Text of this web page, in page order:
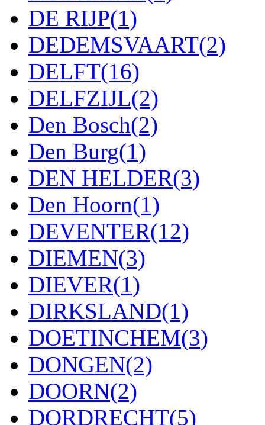
DE RIJP(1)
DEDEMSVAART(2)
DELFT(16)
DELFZIJL(2)
Den Bosch(2)
Den Burg(1)
DEN HELDER(3)
Den Hoorn(1)
DEVENTER(12)
DIEMEN(3)
DIEVER(1)
DIRKSLAND(1)
DOETINCHEM(3)
DONGEN(2)
DOORN(2)
DORDRECHT(5)